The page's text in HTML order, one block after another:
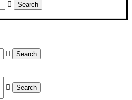
Search
Search
Search